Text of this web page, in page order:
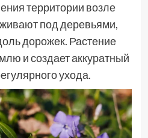
территории возле
под деревьями,
дорожек. Растение
и создает аккуратный
ухода.